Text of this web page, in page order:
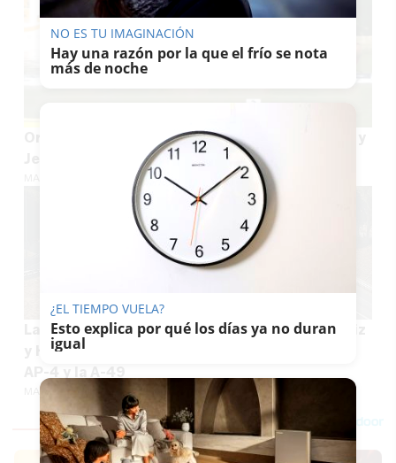
Oro mundial de remo para Sevilla: Manuel Cruz y
Jesús Ortega conquistan el Mundial sub19
La salida desde Sevilla hacia las playas de Cádiz
y Huelva se atasca: accidentes y atasco en la
AP-4 y la A-49
MARÍA CRISOL
NO ES TU IMAGINACIÓN
Hay una razón por la que el frío se nota
más de noche
¿EL TIEMPO VUELA?
Esto explica por qué los días ya no duran
igual